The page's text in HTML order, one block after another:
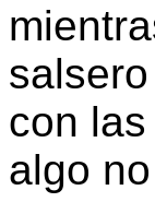
con
algo